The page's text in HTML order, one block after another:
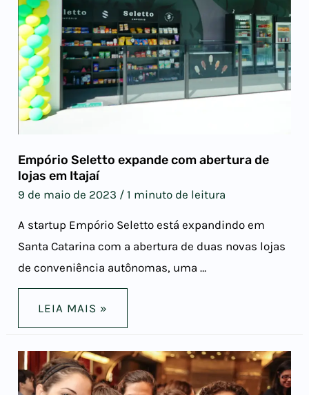
Empório Seletto expande com abertura de
lojas em Itajaí
9 de maio de 2023 /1 minuto de leitura
A startup Empório Seletto está expandindo em
Santa Catarina com a abertura de duas novas lojas
de conveniência autônomas, uma …
LEIA MAIS »